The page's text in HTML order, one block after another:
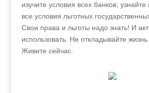
изучите условия всех банков,
все условия льготных
Свои права и льготы надо знать! И
использовать. Не откладывайте жизнь
Живите сейчас.